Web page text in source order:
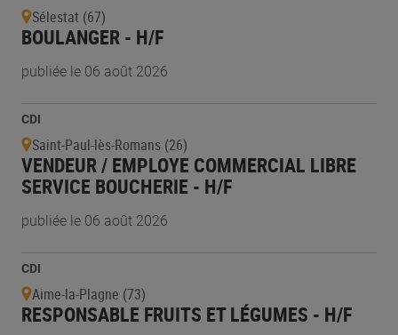
Sélestat (67)
BOULANGER - H/F
publiée le 06 août 2026
CDI
Saint-Paul-lès-Romans (26)
VENDEUR / EMPLOYE COMMERCIAL LIBRE
SERVICE BOUCHERIE - H/F
publiée le 06 août 2026
CDI
Aime-la-Plagne (73)
RESPONSABLE FRUITS ET LÉGUMES - H/F